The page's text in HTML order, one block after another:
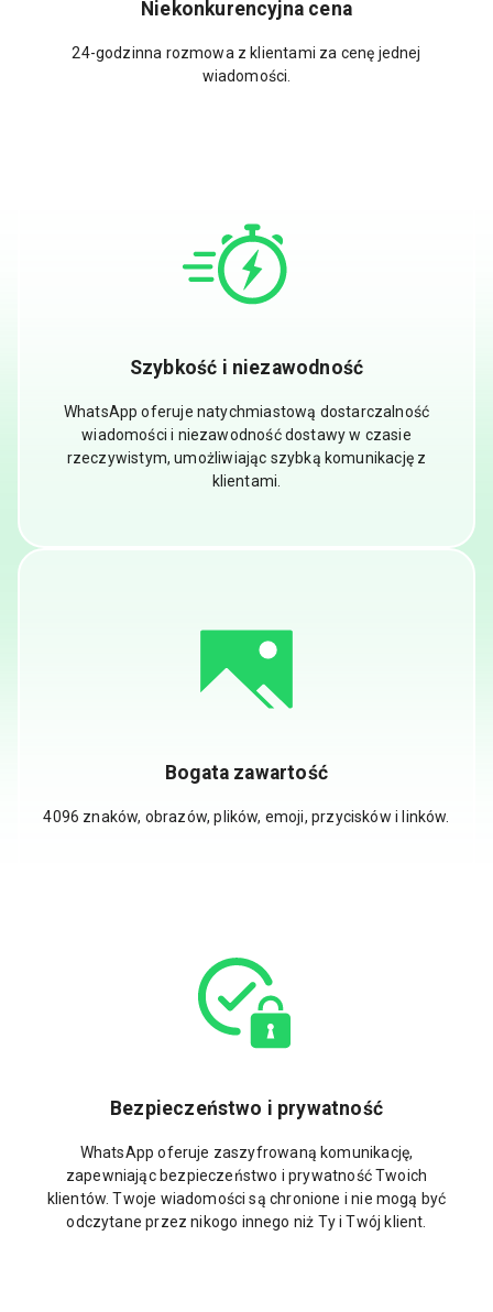
Niekonkurencyjna cena
24-godzinna rozmowa z klientami za cenę jednej
wiadomości.
Szybkość i niezawodność
WhatsApp oferuje natychmiastową dostarczalność
wiadomości i niezawodność dostawy w czasie
rzeczywistym, umożliwiając szybką komunikację z
klientami.
Bogata zawartość
4096 znaków, obrazów, plików, emoji, przycisków i linków.
Bezpieczeństwo i prywatność
WhatsApp oferuje zaszyfrowaną komunikację,
zapewniając bezpieczeństwo i prywatność Twoich
klientów. Twoje wiadomości są chronione i nie mogą być
odczytane przez nikogo innego niż Ty i Twój klient.